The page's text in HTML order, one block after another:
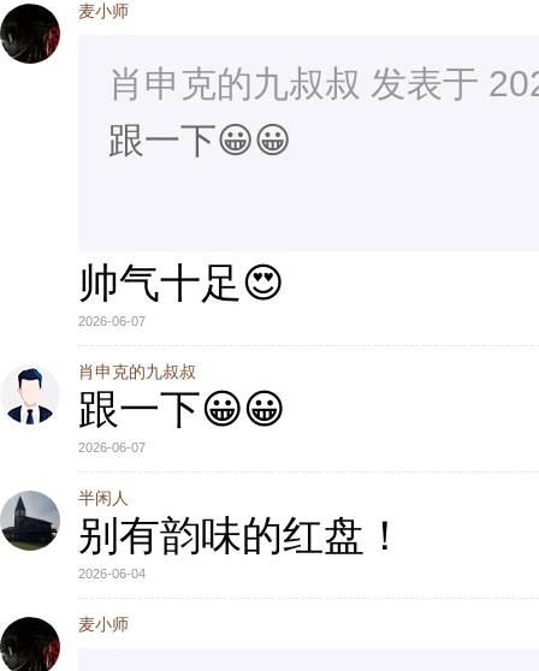
麦小师
肖申克的九叔叔 发表于
跟一下😀😀
帅气十足😍
2026-06-07
肖申克的九叔叔
跟一下😀😀
2026-06-07
半闲人
别有韵味的红盘！
2026-06-04
麦小师